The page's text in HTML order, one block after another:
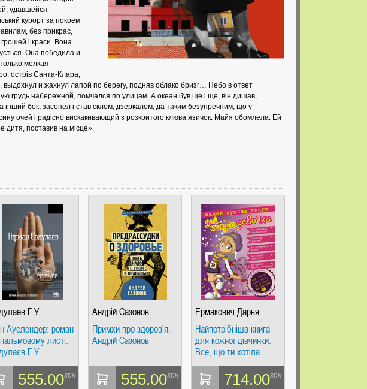
МАНДРІВЕЦЬ
удавшейся
курорт за покоем
без прикрас,
грошей і краси. Вона
Она победила и
мелкая
острів Санта-Клара,
выдохнул и жахнул лапой по берегу, подняв облако бризг… Небо в ответ
грудь набережной, помчался по улицам. А океан був ще і ще, він дишав,
бок, засопел і став склом, дзеркалом, да таким безупречним, що у
очей і радісно вискакивающий з розкритого клюва язичок. Майя обомлела. Ей
дитя, поставив на місце».
Г.У.
Ауслендер: роман
листі.
Г.У.
555.00грн
Андрій Сазонов
Примхи про здоров'я.
Андрій Сазонов
555.00грн
Ермакович Дарья
Ивановна
Найпотрібніша книга
для кожної дівчинки.
Все, що ти хотіла
знати, але не знала, як
запитати.714.00грн